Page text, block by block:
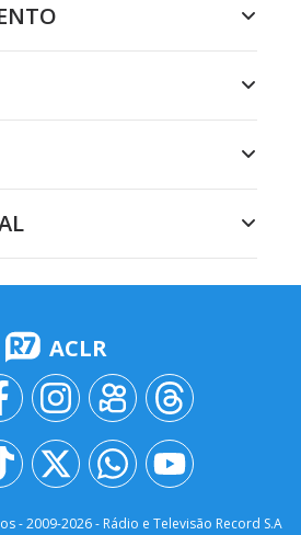
ACLR
- 2009-2026- Rádio e Televisão Record S.A